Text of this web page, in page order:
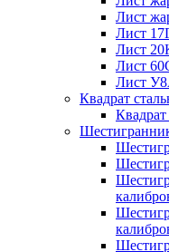
Лист
Лист
Лист
Лист
Лист
Квадрат